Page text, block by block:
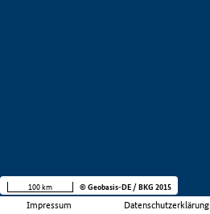
Impressum Datenschutzerklärung
100 km © Geobasis-DE / BKG 2015